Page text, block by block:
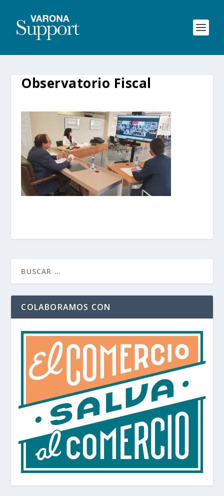
Observatorio Fiscal
COLABORAMOS CON